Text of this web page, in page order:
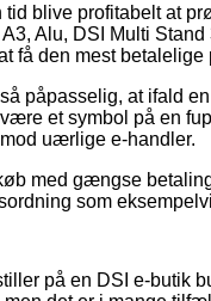
tid blive profitabelt at
Alu, DSI Multi
få den mest betalelige
påpasselig, at ifald
et symbol på en
uærlige e-handler.
med gængse
som
på en DSI e-butik